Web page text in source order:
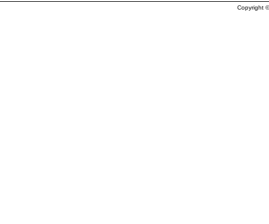
Copyright